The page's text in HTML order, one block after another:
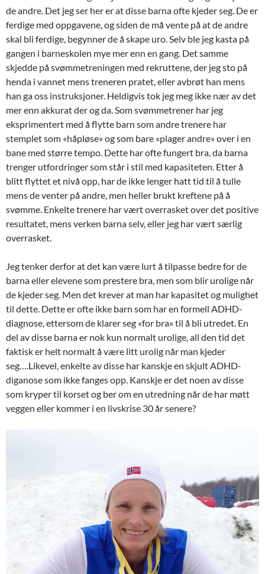
de andre. Det jeg ser her er at disse barna ofte kjeder seg. De er
ferdige med oppgavene, og siden de må vente på at de andre
skal bli ferdige, begynner de å skape uro. Selv ble jeg kasta på
gangen i barneskolen mye mer enn en gang. Det samme
skjedde på svømmetreningen med rekruttene, der jeg sto på
henda i vannet mens treneren pratet, eller avbrøt han mens
han ga oss instruksjoner. Heldigvis tok jeg meg ikke nær av det
mer enn akkurat der og da. Som svømmetrener har jeg
eksprimentert med å flytte barn som andre trenere har
stemplet som «håpløse» og som bare «plager andre» over i en
bane med større tempo. Dette har ofte fungert bra, da barna
trenger utfordringer som står i stil med kapasiteten. Etter å
blitt flyttet et nivå opp, har de ikke lenger hatt tid til å tulle
mens de venter på andre, men heller brukt kreftene på å
svømme. Enkelte trenere har vært overrasket over det positive
resultatet, mens verken barna selv, eller jeg har vært særlig
overrasket.
Jeg tenker derfor at det kan være lurt å tilpasse bedre for de
barna eller elevene som prestere bra, men som blir urolige når
de kjeder seg. Men det krever at man har kapasitet og mulighet
til dette. Dette er ofte ikke barn som har en formell ADHD-
diagnose, ettersom de klarer seg «for bra» til å bli utredet. En
del av disse barna er nok kun normalt urolige, all den tid det
faktisk er helt normalt å være litt urolig når man kjeder
seg….Likevel, enkelte av disse har kanskje en skjult ADHD-
diganose som ikke fanges opp. Kanskje er det noen av disse
som kryper til korset og ber om en utredning når de har møtt
veggen eller kommer i en livskrise 30 år senere?